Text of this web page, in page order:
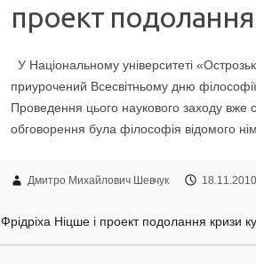
проект
У Національному університеті
приурочений Всесвітньому дню
Проведення цього наукового заходу
обговорення була філософія відомого
Дмитро Михайлович Шевчук 18.11.2010
Фрідріха Ніцше і проект подолання кризи